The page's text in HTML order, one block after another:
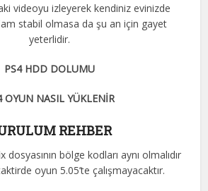
videoyu izleyerek kendiniz evinizde
stabil olmasa da şu an için gayet
yeterlidir.
PS4 HDD DOLUMU
OYUN NASIL YÜKLENİR
REHBER
dosyasının bölge kodları aynı olmalıdır
oyun 5.05’te çalışmayacaktır.